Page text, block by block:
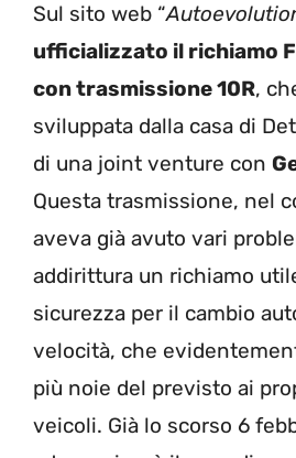
Sul sito web “
ufficializzato il richiamo
con trasmissione 10R,
sviluppata dalla casa di
di una joint venture con
Questa trasmissione, nel
aveva già avuto vari
addirittura un richiamo
sicurezza per il cambio
velocità, che
più noie del previsto ai
veicoli. Già lo scorso 6